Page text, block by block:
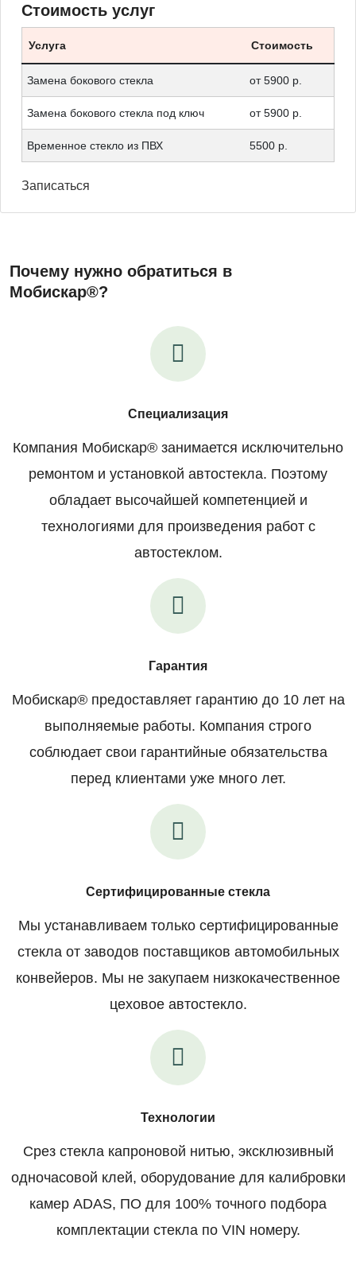
Стоимость услуг
Услуга Стоимость
Замена бокового стекла от 5900 р.
Замена бокового стекла под ключ от 5900 р.
Временное стекло из ПВХ 5500 р.
Записаться
Почему нужно обратиться в
Мобискар®?
Специализация
Компания Мобискар® занимается исключительно
ремонтом и установкой автостекла. Поэтому
обладает высочайшей компетенцией и
технологиями для произведения работ с
автостеклом.
Гарантия
Мобискар® предоставляет гарантию до 10 лет на
выполняемые работы. Компания строго
соблюдает свои гарантийные обязательства
перед клиентами уже много лет.
Сертифицированные стекла
Мы устанавливаем только сертифицированные
стекла от заводов поставщиков автомобильных
конвейеров. Мы не закупаем низкокачественное
цеховое автостекло.
Технологии
Срез стекла капроновой нитью, эксклюзивный
одночасовой клей, оборудование для калибровки
камер ADAS, ПО для 100% точного подбора
комплектации стекла по VIN номеру.